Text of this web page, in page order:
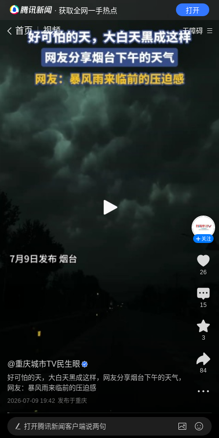
· 获取全网一手热点 打开
首页 视频 无障碍
@重庆城市TV民生眼
好可怕的天，大白天黑成这样，网友分享烟台下午的天气，
网友：暴风雨来临前的压迫感
2026-07-09 19:42 发布于重庆
关注
26
15
3
84
打开腾讯新闻客户端说两句